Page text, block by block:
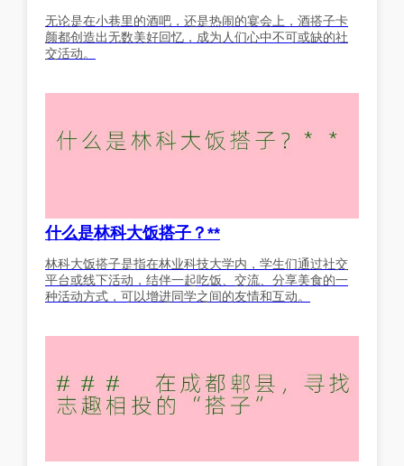
无论是在小巷里的酒吧，还是热闹的宴会上，酒搭子卡
颜都创造出无数美好回忆，成为人们心中不可或缺的社
交活动。
什么是林科大饭搭子？**
林科大饭搭子是指在林业科技大学内，学生们通过社交
平台或线下活动，结伴一起吃饭、交流、分享美食的一
种活动方式，可以增进同学之间的友情和互动。